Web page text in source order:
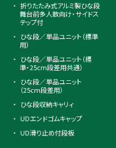
折りたたみ式アルミ製ひな段
舞台前多人数向け・サイドス
テップ付
ひな段／単品ユニット（標準
用）
ひな段／単品ユニット（標
準・25cm段差用共通）
ひな段／単品ユニット
（25cm段差用）
ひな段収納キャリィ
UDエンドゴムキャップ
UD滑り止め付段板